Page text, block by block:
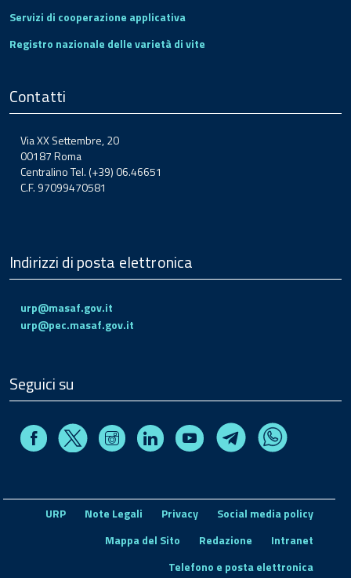
Servizi di cooperazione applicativa
Registro nazionale delle varietà di vite
Contatti
Via XX Settembre, 20
00187 Roma
Centralino Tel. (+39) 06.46651
C.F. 97099470581
Indirizzi di posta elettronica
urp@masaf.gov.it
urp@pec.masaf.gov.it
Seguici su
FacebookX InstagramLinkedin Youtube TelegramWhatsapp
URP Note Legali Privacy
Social media policy
Mappa del Sito
Redazione
Intranet
Telefono e posta elettronica